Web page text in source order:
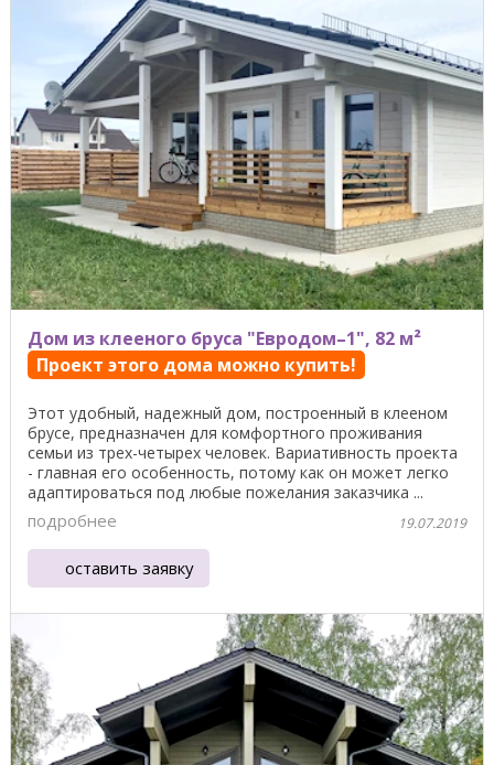
Дом из клееного бруса "Евродом–1", 82 м²
Проект этого дома можно купить!
Этот удобный, надежный дом, построенный в клееном
брусе, предназначен для комфортного проживания
семьи из трех-четырех человек. Вариативность проекта
- главная его особенность, потому как он может легко
адаптироваться под любые пожелания заказчика ...
подробнее 19.07.2019
оставить заявку